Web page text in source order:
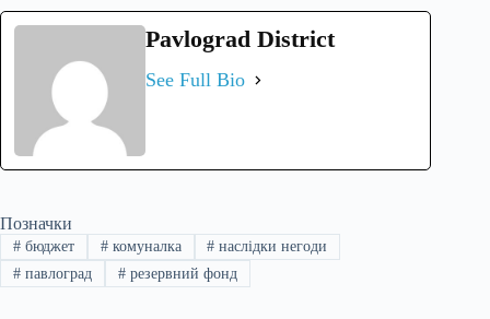
Pavlograd District
See Full Bio
Позначки
#бюджет #комуналка # наслідки негоди
#павлоград #резервний фонд